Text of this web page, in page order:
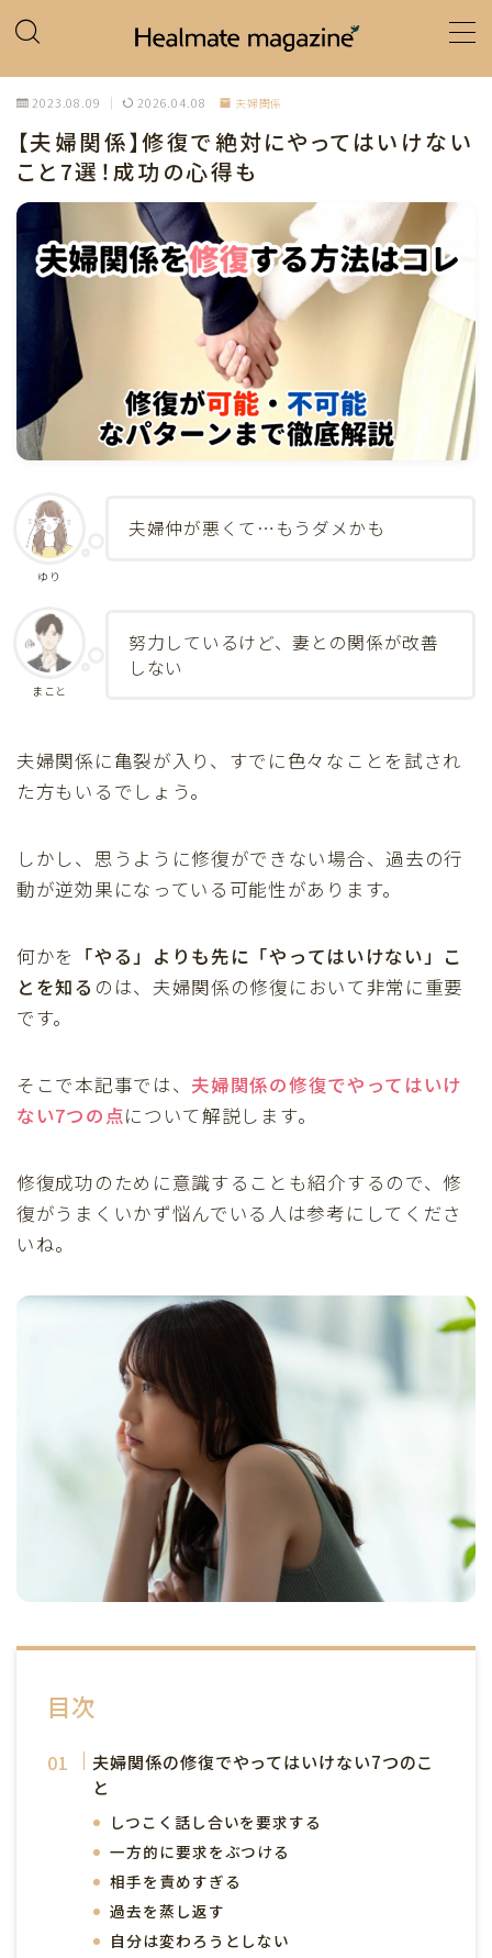
MENU
ホーム
カテゴリー
2023.08.09 2026.04.08 夫婦関係
【夫婦関係】修復で絶対にやってはいけない
こと7選！成功の心得も
ゆり
夫婦仲が悪くて…もうダメかも
まこと
努力しているけど、妻との関係が改善
しない
夫婦関係に亀裂が入り、すでに色々なことを試され
た方もいるでしょう。
しかし、思うように修復ができない場合、過去の行
動が逆効果になっている可能性があります。
何かを 「やる」よりも先に「やってはいけない」こ
とを知る のは、夫婦関係の修復において非常に重要
です。
そこで本記事では、 夫婦関係の修復でやってはいけ
ない7つの点について解説します。
修復成功のために意識することも紹介するので、修
復がうまくいかず悩んでいる人は参考にしてくださ
いね。
目次
夫婦関係の修復でやってはいけない7つのこ
と
しつこく話し合いを要求する
一方的に要求をぶつける
相手を責めすぎる
過去を蒸し返す
自分は変わろうとしない